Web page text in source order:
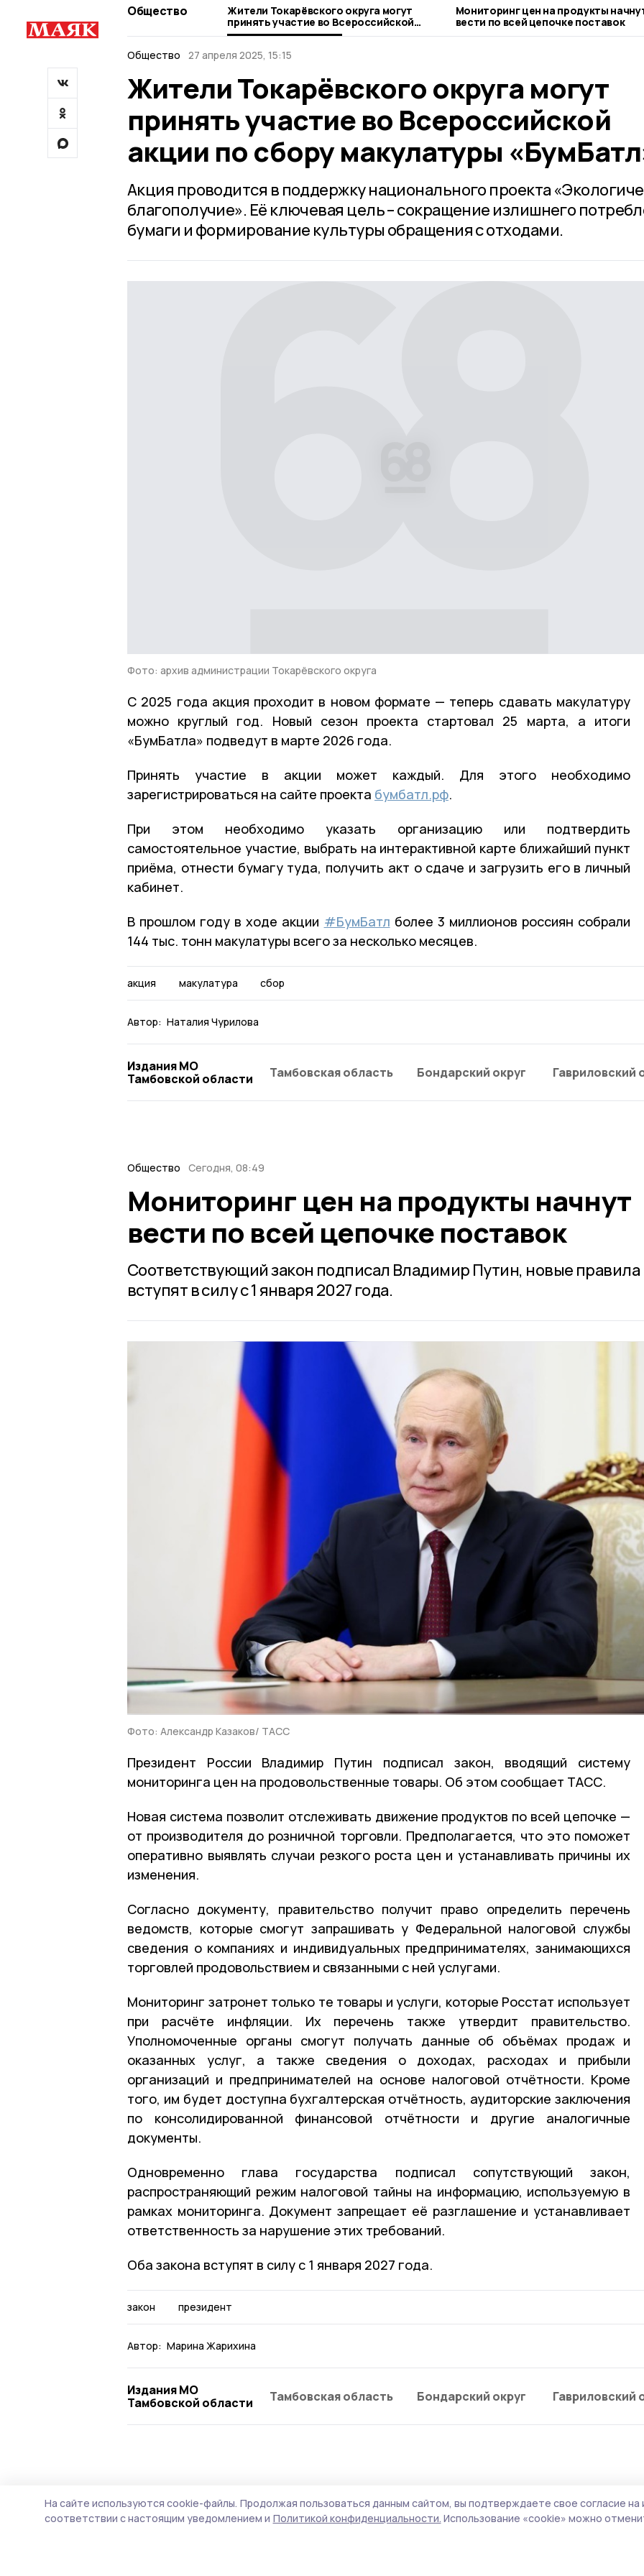
Общество
Жители Токарёвского округа могут
принять участие во Всероссийской
акции по сбору макулатуры «БумБатл»
Мониторинг цен на продукты
вести по всей цепочке поставок
Общество
27 апреля 2025, 15:15
Жители Токарёвского округа могут
принять участие во Всероссийской
акции по сбору макулатуры
Акция проводится в поддержку национального проекта
благополучие». Её ключевая цель – сокращение излишнего
бумаги и формирование культуры обращения с отходами.
Фото: архив администрации Токарёвского округа
С 2025 года акция проходит в новом формате — теперь сдавать макулатуру
можно круглый год. Новый сезон проекта стартовал 25 марта, а итоги
«БумБатла» подведут в марте 2026 года.
Принять участие в акции может каждый. Для этого необходимо
зарегистрироваться на сайте проекта бумбатл.рф.
При этом необходимо указать организацию или подтвердить
самостоятельное участие, выбрать на интерактивной карте ближайший пункт
приёма, отнести бумагу туда, получить акт о сдаче и загрузить его в личный
кабинет.
В прошлом году в ходе акции #БумБатл более 3 миллионов россиян собрали
144 тыс. тонн макулатуры всего за несколько месяцев.
акция макулатура сбор
Автор: Наталия Чурилова
Издания МО
Тамбовской области
Тамбовская область Бондарский округ Гавриловский
Общество Сегодня, 08:49
Мониторинг цен на продукты начнут
вести по всей цепочке поставок
Соответствующий закон подписал Владимир Путин, новые правила
вступят в силу с 1 января 2027 года.
Фото: Александр Казаков/ ТАСС
Президент России Владимир Путин подписал закон, вводящий систему
мониторинга цен на продовольственные товары. Об этом сообщает ТАСС.
Новая система позволит отслеживать движение продуктов по всей цепочке —
от производителя до розничной торговли. Предполагается, что это поможет
оперативно выявлять случаи резкого роста цен и устанавливать причины их
изменения.
Согласно документу, правительство получит право определить перечень
ведомств, которые смогут запрашивать у Федеральной налоговой службы
сведения о компаниях и индивидуальных предпринимателях, занимающихся
торговлей продовольствием и связанными с ней услугами.
Мониторинг затронет только те товары и услуги, которые Росстат использует
при расчёте инфляции. Их перечень также утвердит правительство.
Уполномоченные органы смогут получать данные об объёмах продаж и
оказанных услуг, а также сведения о доходах, расходах и прибыли
организаций и предпринимателей на основе налоговой отчётности. Кроме
того, им будет доступна бухгалтерская отчётность, аудиторские заключения
по консолидированной финансовой отчётности и другие аналогичные
документы.
Одновременно глава государства подписал сопутствующий закон,
распространяющий режим налоговой тайны на информацию, используемую в
рамках мониторинга. Документ запрещает её разглашение и устанавливает
ответственность за нарушение этих требований.
Оба закона вступят в силу с 1 января 2027 года.
закон президент
Автор: Марина Жарихина
Издания МО
Тамбовской области
Тамбовская область Бондарский округ Гавриловский
Проекты участников программы
На сайте используются cookie-файлы. Продолжая пользоваться данным сайтом, вы подтверждаете свое согласие на
соответствии с настоящим уведомлением и Политикой конфиденциальности. Использование «cookie» можно